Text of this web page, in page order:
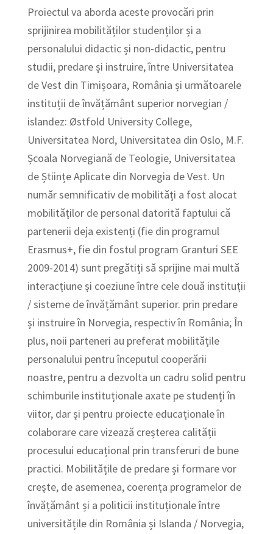
Proiectul va aborda aceste provocări prin
sprijinirea mobilităților studenților și a
personalului didactic și non-didactic, pentru
studii, predare și instruire, între Universitatea
de Vest din Timișoara, România și următoarele
instituții de învățământ superior norvegian /
islandez: Østfold University College,
Universitatea Nord, Universitatea din Oslo, M.F.
Școala Norvegiană de Teologie, Universitatea
de Științe Aplicate din Norvegia de Vest. Un
număr semnificativ de mobilități a fost alocat
mobilităților de personal datorită faptului că
partenerii deja existenți (fie din programul
Erasmus+, fie din fostul program Granturi SEE
2009-2014) sunt pregătiți să sprijine mai multă
interacțiune și coeziune între cele două instituții
/ sisteme de învățământ superior. prin predare
și instruire în Norvegia, respectiv în România; În
plus, noii parteneri au preferat mobilitățile
personalului pentru începutul cooperării
noastre, pentru a dezvolta un cadru solid pentru
schimburile instituționale axate pe studenți în
viitor, dar și pentru proiecte educaționale în
colaborare care vizează creșterea calității
procesului educațional prin transferuri de bune
practici. Mobilitățile de predare și formare vor
crește, de asemenea, coerența programelor de
învățământ și a politicii instituționale între
universitățile din România și Islanda / Norvegia,